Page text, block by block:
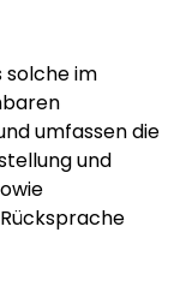
solche im
umfassen die
und